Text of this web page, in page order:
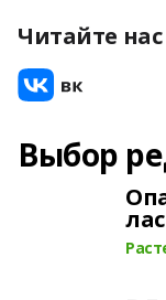
Читайте нас
Выбор